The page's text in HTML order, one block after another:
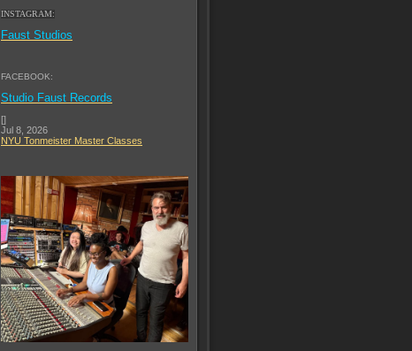
INSTAGRAM:
Faust Studios
FACEBOOK:
Studio Faust Records
[]
Jul 8, 2026
NYU Tonmeister Master Classes